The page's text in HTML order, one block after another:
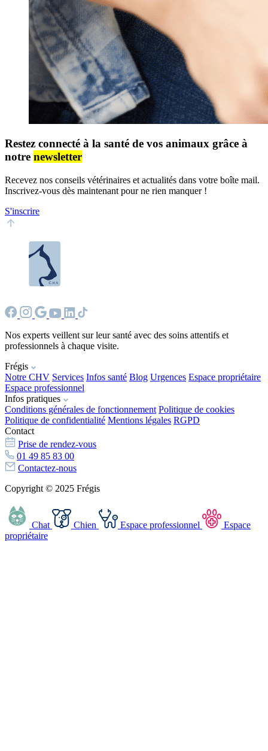
Restez connecté à la santé de vos animaux grâce à
notre newsletter
Recevez nos conseils vétérinaires et actualités dans votre boîte mail.
Inscrivez-vous dès maintenant pour ne rien manquer !
S'inscrire
Nos experts veillent sur leur santé avec des soins attentifs et
professionnels à chaque visite.
Frégis
Notre CHV Services Infos santé Blog Urgences Espace propriétaire
Espace professionnel
Infos pratiques
Conditions générales de fonctionnement Politique de cookies
Politique de confidentialité Mentions légales RGPD
Contact
Prise de rendez-vous
01 49 85 83 00
Contactez-nous
Copyright © 2025 Frégis
Chat Chien Espace professionnel
Espace
propriétaire